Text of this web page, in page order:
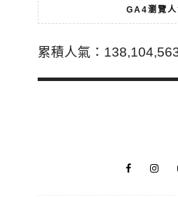
GA4瀏覽人
累積人氣：